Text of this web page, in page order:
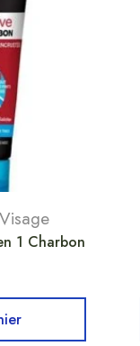
Visage
1 Charbon